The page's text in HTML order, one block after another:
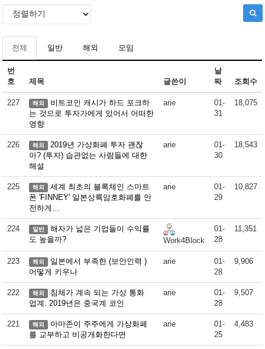
전체 일반 해외 모임
번
호
제목 글쓴이
날
짜
조회수
227 해외
비트코인 캐시가 하드 포크하
는 것으로 투자가에게 있어서 어떠한
영향
arie
01-
31
18,075
226 해외
2019년 가상화폐 투자 괜찮
아? (투자) 습관없는 사람들에 대한
해설
arie
01-
30
18,543
225 해외
세계 최초의 블록체인 스마트
폰 'FINNEY' 일본상륙암호화폐를 안
전하게…
arie
01-
29
10,827
224 일반
해자가 넓은 기업들이 수익률
도 높을까?
Work4Block
01-
28
11,351
223 해외
일본에서 부족한 (보안인력 )
어떻게 키우나
arie
01-
28
9,906
222 해외
침체가 계속 되는 가상 통화
업계. 2019년은 중국계 코인
arie
01-
28
9,507
221 해외
아마존이 주주에게 가상화폐
를 교부하고 비공개화한다면
arie
01-
25
4,483